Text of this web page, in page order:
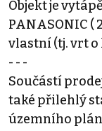
Objekt je
PANASONIC (
vlastní (tj. vrt o
- - -
Součástí
také přilehlý
územního